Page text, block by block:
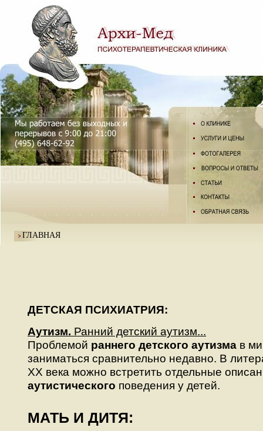
ГЛАВНАЯ
ДЕТСКАЯ ПСИХИАТРИЯ:
Аутизм. Ранний детский аутизм...
Проблемой раннего детского аутизма в
заниматься сравнительно недавно. В
XX века можно встретить отдельные
аутистического поведения у детей.
МАТЬ И ДИТЯ: